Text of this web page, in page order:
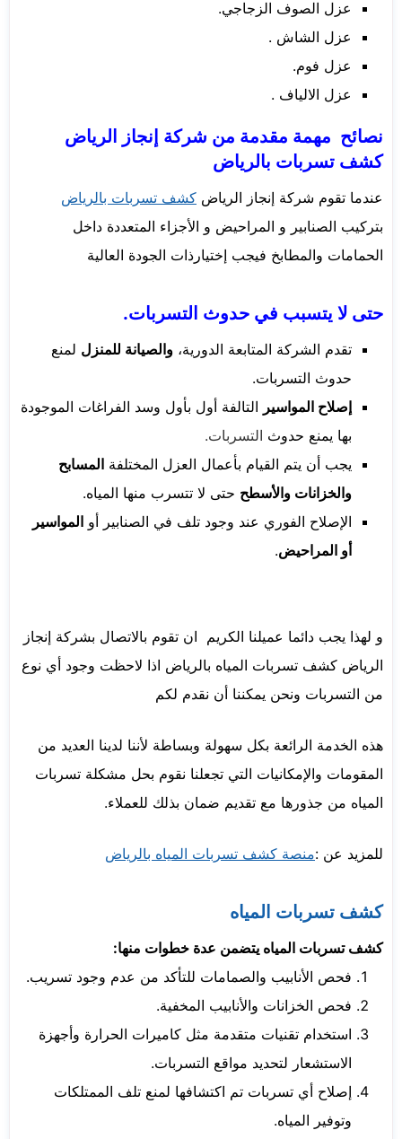
عزل الصوف الزجاجي.
عزل الشاش .
عزل فوم.
عزل الالياف .
نصائح مهمة مقدمة من شركة إنجاز الرياض
كشف تسربات بالرياض
عندما تقوم شركة إنجاز الرياض كشف تسربات بالرياض
بتركيب الصنابير و المراحيض و الأجزاء المتعددة داخل
الحمامات والمطابخ فيجب إختيارذات الجودة العالية
حتى لا يتسبب في حدوث التسربات.
تقدم الشركة المتابعة الدورية، والصيانة للمنزل لمنع
حدوث التسربات.
إصلاح المواسير التالفة أول بأول وسد الفراغات الموجودة
بها يمنع حدوث التسربات.
يجب أن يتم القيام بأعمال العزل المختلفة المسابح
والخزانات والأسطح حتى لا تتسرب منها المياه.
الإصلاح الفوري عند وجود تلف في الصنابير أو المواسير
أو المراحيض.
و لهذا يجب دائما عميلنا الكريم ان تقوم بالاتصال بشركة إنجاز
الرياض كشف تسربات المياه بالرياض اذا لاحظت وجود أي نوع
من التسربات ونحن يمكننا أن نقدم لكم
هذه الخدمة الرائعة بكل سهولة وبساطة لأننا لدينا العديد من
المقومات والإمكانيات التي تجعلنا نقوم بحل مشكلة تسربات
المياه من جذورها مع تقديم ضمان بذلك للعملاء.
للمزيد عن :منصة كشف تسربات المياه بالرياض
كشف تسربات المياه
كشف تسربات المياه يتضمن عدة خطوات منها:
فحص الأنابيب والصمامات للتأكد من عدم وجود تسريب.
فحص الخزانات والأنابيب المخفية.
استخدام تقنيات متقدمة مثل كاميرات الحرارة وأجهزة
الاستشعار لتحديد مواقع التسربات.
إصلاح أي تسربات تم اكتشافها لمنع تلف الممتلكات
وتوفير المياه.